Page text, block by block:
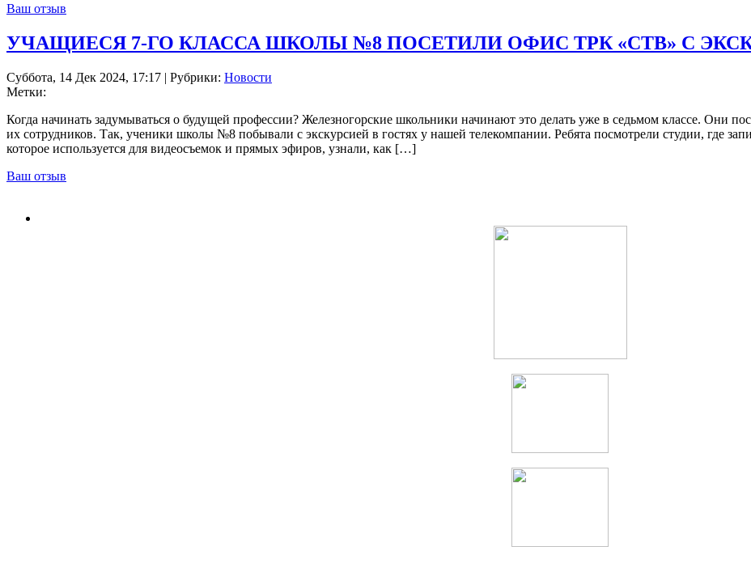
Ваш отзыв
УЧАЩИЕСЯ 7-ГО КЛАССА ШКОЛЫ №8 ПОСЕТИЛИ ОФИС ТРК «СТВ» С
Суббота, 14 Дек 2024, 17:17 | Рубрики: Новости
Метки:
Когда начинать задумываться о будущей профессии? Железногорские школьники начинают это делать уже в седьмом классе. Они
их сотрудников. Так, ученики школы №8 побывали с экскурсией в гостях у нашей телекомпании. Ребята посмотрели студии, где
которое используется для видеосъемок и прямых эфиров, узнали, как […]
Ваш отзыв